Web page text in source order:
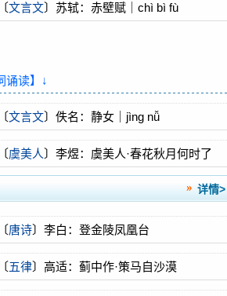
〔文言文〕苏轼：赤壁赋｜chì bì fù
诵读】↓
〔文言文〕佚名：静女｜jìng nǚ
〔虞美人〕李煜：虞美人·春花秋月何时了
详情>
〔唐诗〕李白：登金陵凤凰台
〔五律〕高适：蓟中作·策马自沙漠